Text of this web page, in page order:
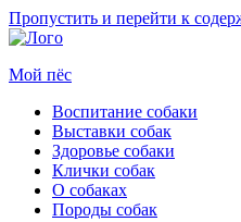
Пропустить и перейти к
Мой пёс
Все
собаках
начинающих
Воспитание собаки
Выставки собак
Здоровье собаки
Клички собак
О собаках
Породы собак